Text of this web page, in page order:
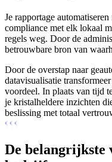
Je rapportage
compliance met elk lokaal
regels weg. Door de
betrouwbare bron van
Door de overstap naar
datavisualisatie
voordeel. In plaats van tijd
je kristalheldere inzichten
beslissing met totaal
De belangrijkste